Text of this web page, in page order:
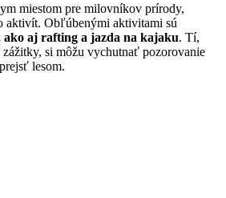
miestom pre milovníkov prírody,
aktivít. Obľúbenými aktivitami sú
aj rafting a jazda na kajaku. Tí,
si môžu vychutnať pozorovanie
lesom.